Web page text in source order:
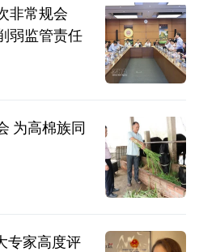
非常规会
弱监管责任
为高棉族同
专家高度评